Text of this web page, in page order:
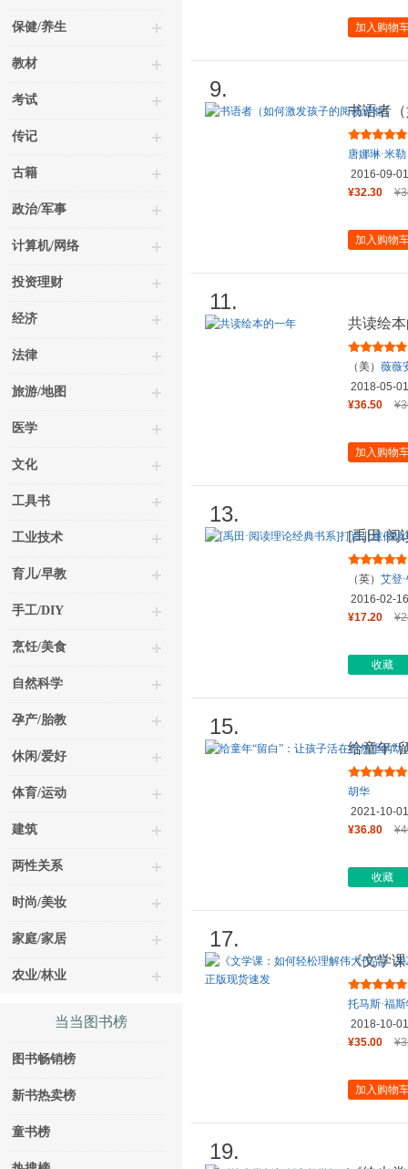
保健/养生
教材
考试
传记
古籍
政治/军事
计算机/网络
投资理财
经济
法律
旅游/地图
医学
文化
工具书
工业技术
育儿/早教
手工/DIY
烹饪/美食
自然科学
孕产/胎教
休闲/爱好
体育/运动
建筑
两性关系
时尚/美妆
家庭/家居
农业/林业
当当图书榜
图书畅销榜
新书热卖榜
童书榜
加入购物
9.
书语者
唐娜琳·米勒
阿甲
/审
2016-09-01
¥32.30
加入购物
11.
共读绘
（美） 薇薇
2018-05-01
¥36.50
加入购物
13.
[禹田·阅
境
（英） 艾登
2016-02-16
¥17.20
收藏
15.
给童年“
园
胡华
2021-10-01
¥36.80
收藏
17.
《文学
百班千
托马斯·福
2018-10-01
¥35.00
加入购物
19.